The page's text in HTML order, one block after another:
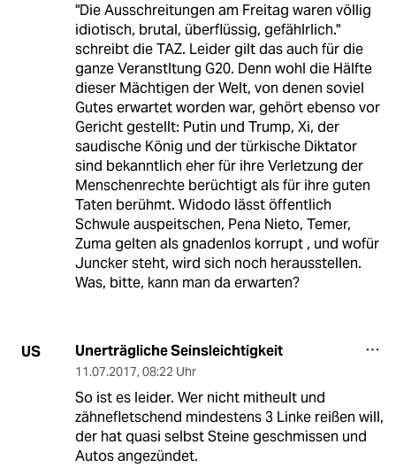
"Die Ausschreitungen am Freitag waren völlig
idiotisch, brutal, überflüssig, gefählrlich."
schreibt die TAZ. Leider gilt das auch für die
ganze Veranstltung G20. Denn wohl die Hälfte
dieser Mächtigen der Welt, von denen soviel
Gutes erwartet worden war, gehört ebenso vor
Gericht gestellt: Putin und Trump, Xi, der
saudische König und der türkische Diktator
sind bekanntlich eher für ihre Verletzung der
Menschenrechte berüchtigt als für ihre guten
Taten berühmt. Widodo lässt öffentlich
Schwule auspeitschen, Pena Nieto, Temer,
Zuma gelten als gnadenlos korrupt , und wofür
Juncker steht, wird sich noch herausstellen.
Was, bitte, kann man da erwarten?
US Unerträgliche Seinsleichtigkeit
11.07.2017, 08:22 Uhr
So ist es leider. Wer nicht mitheult und
zähnefletschend mindestens 3 Linke reißen will,
der hat quasi selbst Steine geschmissen und
Autos angezündet.